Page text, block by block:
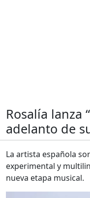
Rosalía lanza
adelanto de
La artista española
experimental y
nueva etapa musical.